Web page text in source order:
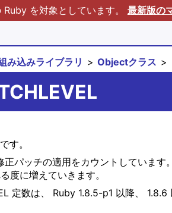
を対象としています。 最新版の
み込みライブラリ Objectクラス
す。
パッチの適用をカウントしていま
度に増えていきます。
定数は、 Ruby 1.8.5-p1 以降、